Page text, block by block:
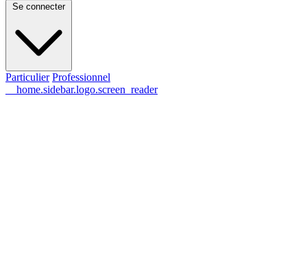
Se connecter
Particulier Professionnel
__home.sidebar.logo.screen_reader